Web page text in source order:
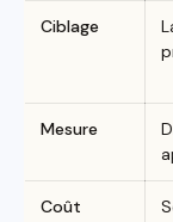
Ciblage
Mesure
Coût